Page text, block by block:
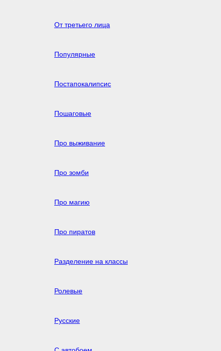
От третьего лица
Популярные
Постапокалипсис
Пошаговые
Про выживание
Про зомби
Про магию
Про пиратов
Разделение на классы
Ролевые
Русские